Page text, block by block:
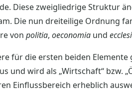
Diese zweigliedrige Struktur
Die nun dreiteilige Ordnung
von politia, oeconomia und
für die ersten beiden
und wird als „Wirtschaft“ bzw.
Einflussbereich erheblich